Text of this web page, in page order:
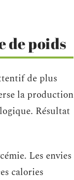
de poids
de plus
la production
Résultat
Les envies
calories